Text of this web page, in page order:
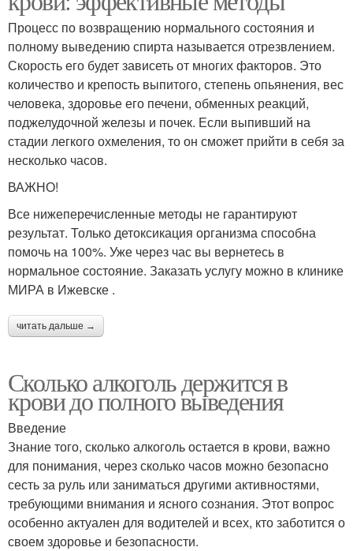
Процесс по возвращению нормального состояния и
полному выведению спирта называется отрезвлением.
Скорость его будет зависеть от многих факторов. Это
количество и крепость выпитого, степень опьянения, вес
человека, здоровье его печени, обменных реакций,
поджелудочной железы и почек. Если выпивший на
стадии легкого охмеления, то он сможет прийти в себя за
несколько часов.
ВАЖНО!
Все нижеперечисленные методы не гарантируют
результат. Только детоксикация организма способна
помочь на 100%. Уже через час вы вернетесь в
нормальное состояние. Заказать услугу можно в клинике
МИРА в Ижевске .
читать дальше →
Сколько алкоголь держится в
крови до полного выведения
Введение
Знание того, сколько алкоголь остается в крови, важно
для понимания, через сколько часов можно безопасно
сесть за руль или заниматься другими активностями,
требующими внимания и ясного сознания. Этот вопрос
особенно актуален для водителей и всех, кто заботится о
своем здоровье и безопасности.